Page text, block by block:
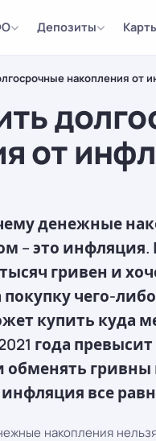
Депозиты
накопления от
от
денежные
– это
гривен и
чего-
купить куда
года превысит
гривны
все
накопления